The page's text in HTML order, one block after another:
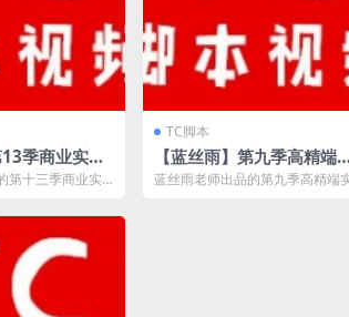
13季商业实战
第十三季商业实
这...
TC脚本
【蓝丝雨】第九季高精端实
战系列《商业实战大话2》
蓝丝雨老师出品的第九季高精端